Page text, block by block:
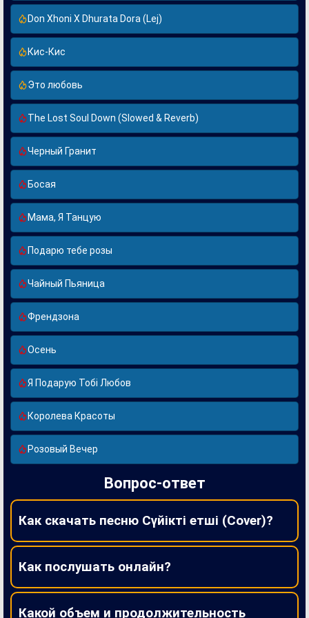
Don Xhoni X Dhurata Dora (Lej)
Кис-Кис
Это любовь
The Lost Soul Down (Slowed & Reverb)
Черный Гранит
Босая
Мама, Я Танцую
Подарю тебе розы
Чайный Пьяница
Френдзона
Осень
Я Подарую Тобі Любов
Королева Красоты
Розовый Вечер
Вопрос-ответ
Как скачать песню Сүйікті етші (Cover)?
Как послушать онлайн?
Какой объем и продолжительность